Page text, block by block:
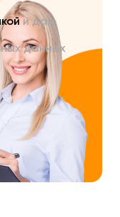
и даю
данных